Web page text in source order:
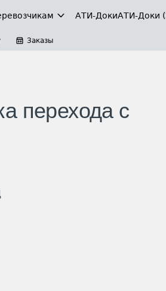
АТИ-ДокиАТИ-Доки
Заказы
перехода с